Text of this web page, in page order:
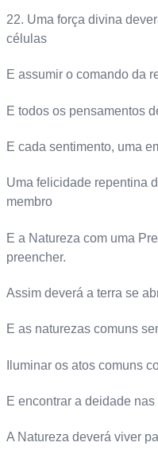
22. Uma força divina
células
E assumir o comando da
E todos os pensamentos
E cada sentimento, uma
Uma felicidade repentina
membro
E a Natureza com uma
preencher.
Assim deverá a terra se
E as naturezas comuns
Iluminar os atos comuns
E encontrar a deidade
A Natureza deverá viver